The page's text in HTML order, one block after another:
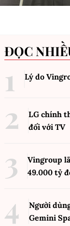
ĐỌC
Lý do
LG chính
đối với TV
Vingroup
49.000 tỷ
Người
Gemini